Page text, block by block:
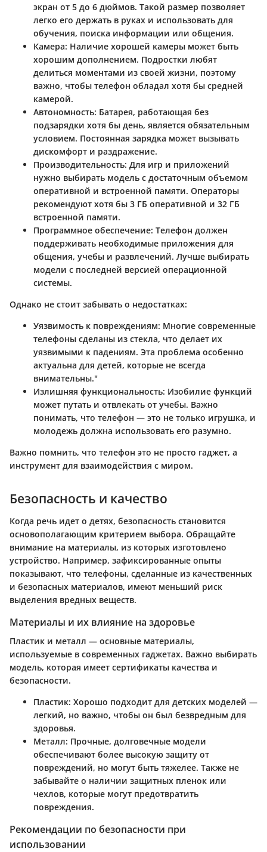
экран от 5 до 6 дюймов. Такой размер позволяет
легко его держать в руках и использовать для
обучения, поиска информации или общения.
Камера: Наличие хорошей камеры может быть
хорошим дополнением. Подростки любят
делиться моментами из своей жизни, поэтому
важно, чтобы телефон обладал хотя бы средней
камерой.
Автономность: Батарея, работающая без
подзарядки хотя бы день, является обязательным
условием. Постоянная зарядка может вызывать
дискомфорт и раздражение.
Производительность: Для игр и приложений
нужно выбирать модель с достаточным объемом
оперативной и встроенной памяти. Операторы
рекомендуют хотя бы 3 ГБ оперативной и 32 ГБ
встроенной памяти.
Программное обеспечение: Телефон должен
поддерживать необходимые приложения для
общения, учебы и развлечений. Лучше выбирать
модели с последней версией операционной
системы.
Однако не стоит забывать о недостатках:
Уязвимость к повреждениям: Многие современные
телефоны сделаны из стекла, что делает их
уязвимыми к падениям. Эта проблема особенно
актуальна для детей, которые не всегда
внимательны."
Излишняя функциональность: Изобилие функций
может путать и отвлекать от учебы. Важно
понимать, что телефон — это не только игрушка, и
молодежь должна использовать его разумно.
Важно помнить, что телефон это не просто гаджет, а
инструмент для взаимодействия с миром.
Безопасность и качество
Когда речь идет о детях, безопасность становится
основополагающим критерием выбора. Обращайте
внимание на материалы, из которых изготовлено
устройство. Например, зафиксированные опыты
показывают, что телефоны, сделанные из качественных
и безопасных материалов, имеют меньший риск
выделения вредных веществ.
Материалы и их влияние на здоровье
Пластик и металл — основные материалы,
используемые в современных гаджетах. Важно выбирать
модель, которая имеет сертификаты качества и
безопасности.
Пластик: Хорошо подходит для детских моделей —
легкий, но важно, чтобы он был безвредным для
здоровья.
Металл: Прочные, долговечные модели
обеспечивают более высокую защиту от
повреждений, но могут быть тяжелее. Также не
забывайте о наличии защитных пленок или
чехлов, которые могут предотвратить
повреждения.
Рекомендации по безопасности при
использовании